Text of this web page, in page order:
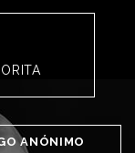
ANÓNIMO